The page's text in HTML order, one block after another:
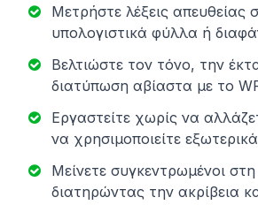
Μετρήστε λέξεις απευθείας
υπολογιστικά φύλλα ή
Βελτιώστε τον τόνο, την
διατύπωση αβίαστα με το
Εργαστείτε χωρίς να
να χρησιμοποιείτε
Μείνετε συγκεντρωμένοι
διατηρώντας την ακρίβεια